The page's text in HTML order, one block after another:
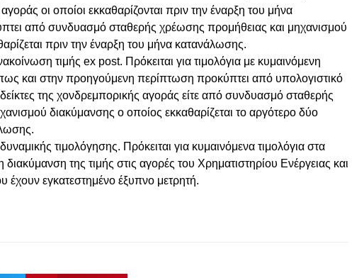
οι οποίοι εκκαθαρίζονται πριν την έναρξη του μήνα
από συνδυασμό σταθερής χρέωσης προμήθειας και μηχανισμού
πριν την έναρξη του μήνα κατανάλωσης.
τιμής ex post. Πρόκειται για τιμολόγια με κυμαινόμενη
και στην προηγούμενη περίπτωση προκύπτει από υπολογιστικό
της χονδρεμπορικής αγοράς είτε από συνδυασμό σταθερής
διακύμανσης ο οποίος εκκαθαρίζεται το αργότερο δύο
τιμολόγησης. Πρόκειται για κυμαινόμενα τιμολόγια στα
διακύμανση της τιμής στις αγορές του Χρηματιστηρίου Ενέργειας και
εγκατεστημένο έξυπνο μετρητή.